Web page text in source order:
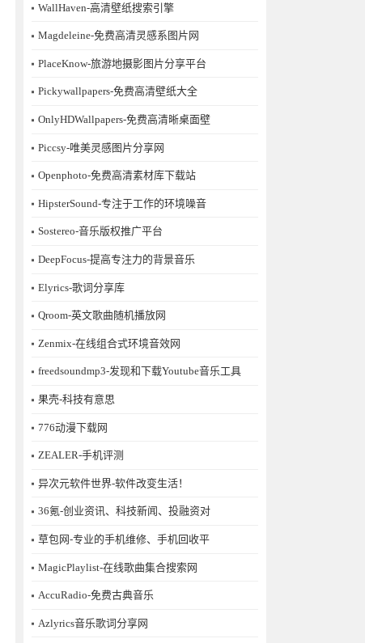
WallHaven-高清壁纸搜索引擎
Magdeleine-免费高清灵感系图片网
PlaceKnow-旅游地摄影图片分享平台
Pickywallpapers-免费高清壁纸大全
OnlyHDWallpapers-免费高清晰桌面壁
Piccsy-唯美灵感图片分享网
Openphoto-免费高清素材库下载站
HipsterSound-专注于工作的环境噪音
Sostereo-音乐版权推广平台
DeepFocus-提高专注力的背景音乐
Elyrics-歌词分享库
Qroom-英文歌曲随机播放网
Zenmix-在线组合式环境音效网
freedsoundmp3-发现和下载Youtube音乐工具
果壳-科技有意思
776动漫下载网
ZEALER-手机评测
异次元软件世界-软件改变生活！
36氪-创业资讯、科技新闻、投融资对
草包网-专业的手机维修、手机回收平
MagicPlaylist-在线歌曲集合搜索网
AccuRadio-免费古典音乐
Azlyrics音乐歌词分享网